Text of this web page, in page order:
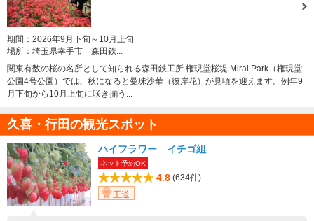
期間： 2026年9月下旬～10月上旬
場所： 埼玉県幸手市 森田鉄...
関東有数の桜の名所として知られる森田鉄工所 権現堂桜堤 Mirai Park（権現堂
公園4号公園）では、秋になると曼珠沙華（彼岸花）が見頃を迎えます。例年9
月下旬から10月上旬に咲き揃う...
久喜・行田の観光スポット
ハイフラワー イチゴ組
ネット予約OK
4.8 (634件)
王道